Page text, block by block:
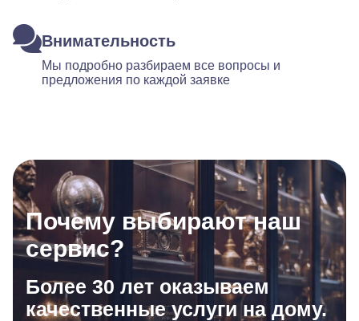
Внимательность
Мы подробно разбираем все вопросы и
предложения по каждой заявке
Почему выбирают наш
сервис?
Более 30 лет оказываем
качественные услуги на дому.